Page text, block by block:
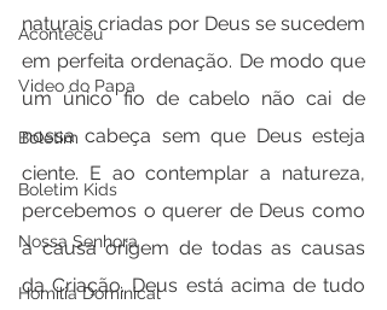
Aconteceu
Video do Papa
Boletim
Boletim Kids
Nossa Senhora
Homilia Dominical
naturais criadas por Deus se sucedem
em perfeita ordenação. De modo que
um único fio de cabelo não cai de
nossa cabeça sem que Deus esteja
ciente. E ao contemplar a natureza,
percebemos o querer de Deus como
a causa origem de todas as causas
da Criação. Deus está acima de tudo